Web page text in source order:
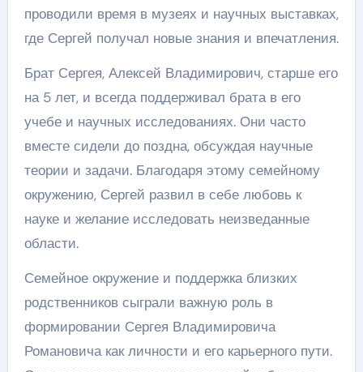
проводили время в музеях и научных выставках,
где Сергей получал новые знания и впечатления.
Брат Сергея, Алексей Владимирович, старше его
на 5 лет, и всегда поддерживал брата в его
учебе и научных исследованиях. Они часто
вместе сидели до поздна, обсуждая научные
теории и задачи. Благодаря этому семейному
окружению, Сергей развил в себе любовь к
науке и желание исследовать неизведанные
области.
Семейное окружение и поддержка близких
родственников сыграли важную роль в
формировании Сергея Владимировича
Романовича как личности и его карьерного пути.